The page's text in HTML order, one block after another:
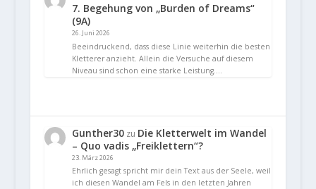
7. Begehung von „Burden of Dreams“
(9A)
26. Juni 2026
Beeindruckend, dass diese Linie weiterhin die besten
Kletterer anzieht. Allein die Versuche auf diesem
Niveau sind schon eine starke Leistung.…
Gunther30zu Die Kletterwelt im Wandel
– Quo vadis „Freiklettern“?
23. März 2026
Ehrlich gesagt spricht mir dein Text aus der Seele, weil
ich diesen Wandel am Fels in den letzten Jahren